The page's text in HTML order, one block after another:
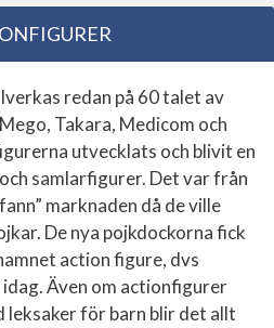
redan på 60 talet av
Takara, Medicom och
utvecklats och blivit en
samlarfigurer. Det var från
marknaden då de ville
De nya pojkdockorna fick
action figure, dvs
Även om actionfigurer
leksaker för barn blir det allt